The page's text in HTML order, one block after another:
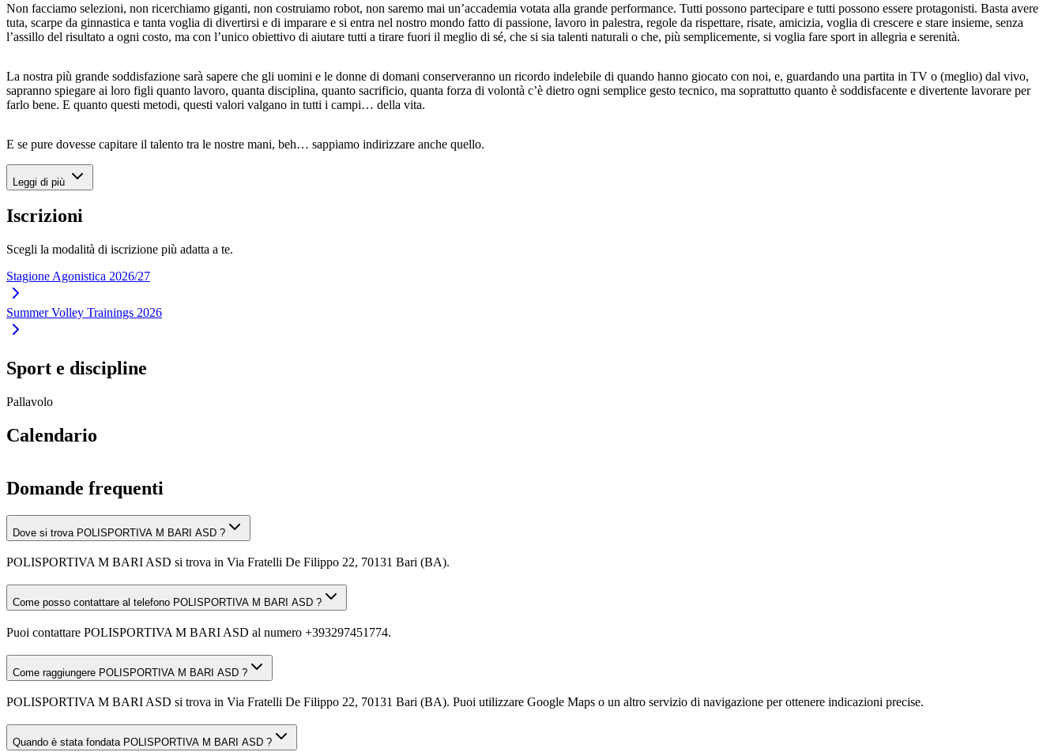
Non facciamo selezioni, non ricerchiamo giganti, non costruiamo robot, non saremo mai un’accademia votata alla grande performance. Tutti possono partecipare e tutti possono essere protagonisti. Basta avere
tuta, scarpe da ginnastica e tanta voglia di divertirsi e di imparare e si entra nel nostro mondo fatto di passione, lavoro in palestra, regole da rispettare, risate, amicizia, voglia di crescere e stare insieme, senza
l’assillo del risultato a ogni costo, ma con l’unico obiettivo di aiutare tutti a tirare fuori il meglio di sé, che si sia talenti naturali o che, più semplicemente, si voglia fare sport in allegria e serenità.
La nostra più grande soddisfazione sarà sapere che gli uomini e le donne di domani conserveranno un ricordo indelebile di quando hanno giocato con noi, e, guardando una partita in TV o (meglio) dal vivo,
sapranno spiegare ai loro figli quanto lavoro, quanta disciplina, quanto sacrificio, quanta forza di volontà c’è dietro ogni semplice gesto tecnico, ma soprattutto quanto è soddisfacente e divertente lavorare per
farlo bene. E quanto questi metodi, questi valori valgano in tutti i campi… della vita.
E se pure dovesse capitare il talento tra le nostre mani, beh… sappiamo indirizzare anche quello.
Leggi di più
Iscrizioni
Scegli la modalità di iscrizione più adatta a te.
Stagione Agonistica 2026/27
Summer Volley Trainings 2026
Sport e discipline
Pallavolo
Calendario
Domande frequenti
Dove si trova POLISPORTIVA M BARI ASD ?
POLISPORTIVA M BARI ASD si trova in Via Fratelli De Filippo 22, 70131 Bari (BA).
Come posso contattare al telefono POLISPORTIVA M BARI ASD ?
Puoi contattare POLISPORTIVA M BARI ASD al numero +393297451774.
Come raggiungere POLISPORTIVA M BARI ASD ?
POLISPORTIVA M BARI ASD si trova in Via Fratelli De Filippo 22, 70131 Bari (BA). Puoi utilizzare Google Maps o un altro servizio di navigazione per ottenere indicazioni precise.
Quando è stata fondata POLISPORTIVA M BARI ASD ?